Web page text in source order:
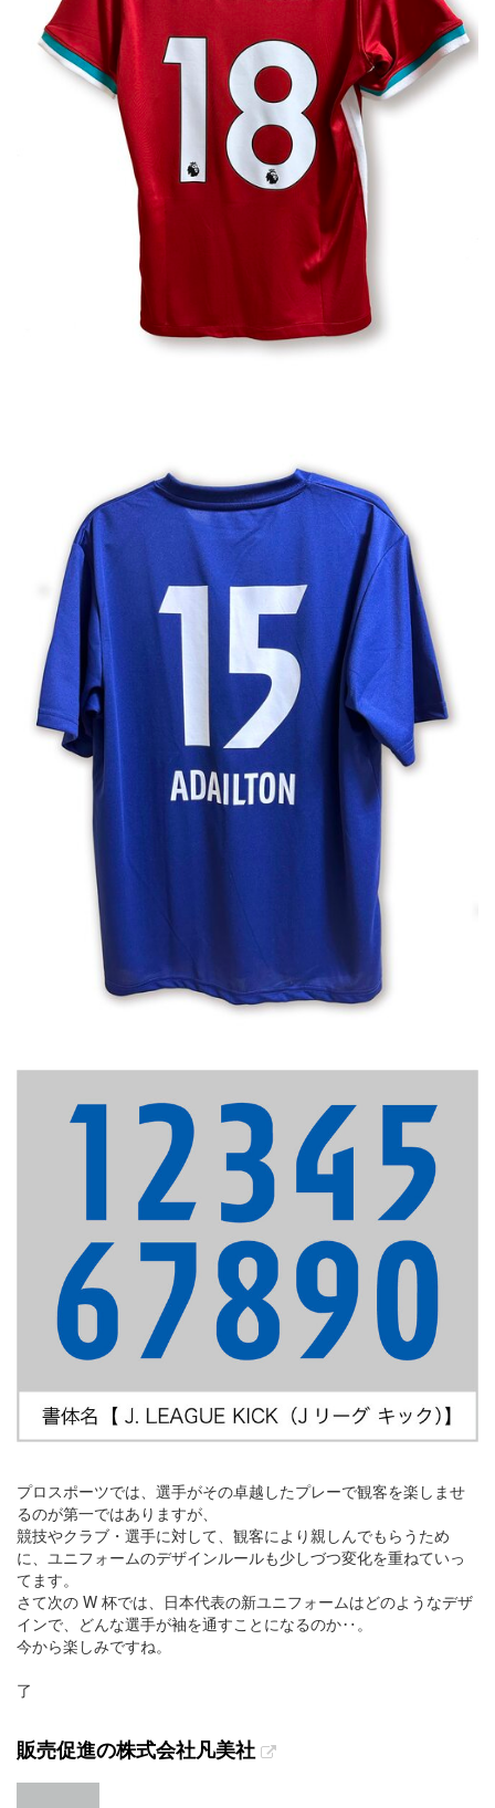
プロスポーツでは、選手がその卓越したプレーで観客を楽しませ
るのが第一ではありますが、
競技やクラブ・選手に対して、観客により親しんでもらうため
に、ユニフォームのデザインルールも少しづつ変化を重ねていっ
てます。
さて次の W 杯では、日本代表の新ユニフォームはどのようなデザ
インで、どんな選手が袖を通すことになるのか‥。
今から楽しみですね。
了
販売促進の株式会社凡美社